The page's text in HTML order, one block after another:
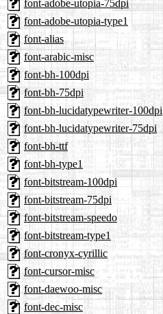
font-adobe-utopia-75dpi
font-adobe-utopia-type1
font-alias
font-arabic-misc
font-bh-100dpi
font-bh-75dpi
font-bh-lucidatypewriter-100dpi
font-bh-lucidatypewriter-75dpi
font-bh-ttf
font-bh-type1
font-bitstream-100dpi
font-bitstream-75dpi
font-bitstream-speedo
font-bitstream-type1
font-cronyx-cyrillic
font-cursor-misc
font-daewoo-misc
font-dec-misc